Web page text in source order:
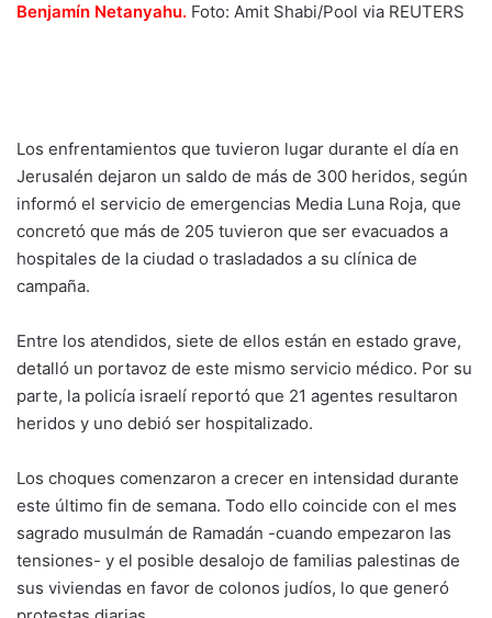
Benjamín Netanyahu. Foto: Amit Shabi/Pool via REUTERS
Los enfrentamientos que tuvieron lugar durante el día en
Jerusalén dejaron un saldo de más de 300 heridos, según
informó el servicio de emergencias Media Luna Roja, que
concretó que más de 205 tuvieron que ser evacuados a
hospitales de la ciudad o trasladados a su clínica de
campaña.
Entre los atendidos, siete de ellos están en estado grave,
detalló un portavoz de este mismo servicio médico. Por su
parte, la policía israelí reportó que 21 agentes resultaron
heridos y uno debió ser hospitalizado.
Los choques comenzaron a crecer en intensidad durante
este último fin de semana. Todo ello coincide con el mes
sagrado musulmán de Ramadán -cuando empezaron las
tensiones- y el posible desalojo de familias palestinas de
sus viviendas en favor de colonos judíos, lo que generó